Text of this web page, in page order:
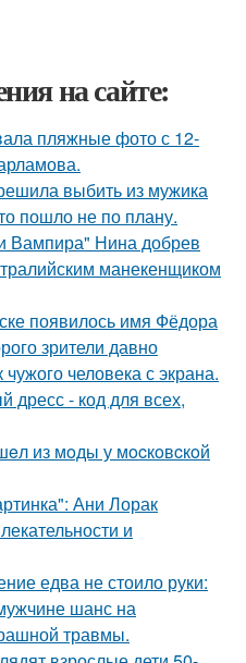
на сайте:
пляжные фото с 12-
выбить из мужика
пошло не по плану.
Вампира" Нина добрев
манекенщиком
появилось имя Фёдора
зрители давно
человека с экрана.
дресс - код для всех,
из мoды у мocкoвcкoй
Ани Лорак
и
едва не стоило руки:
шанс на
травмы.